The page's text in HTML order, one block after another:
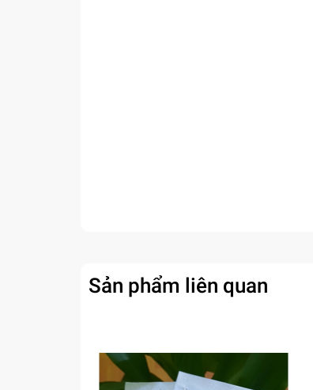
Sản phẩm liên quan